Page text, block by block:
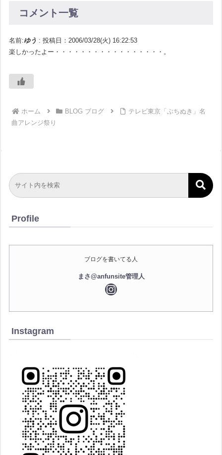
コメント一覧
名前:ゆう : 投稿日：2006/03/28(火) 16:22:53
楽しかったよー・・・・・・・・・・・・・・・・・。
ホーム BLOG ブログ
テレビ東京「ぶちぬき」名
曲アレンジ祭り
Profile
ブログを書いてる人
まさ@anfunsite管理人
Instagram